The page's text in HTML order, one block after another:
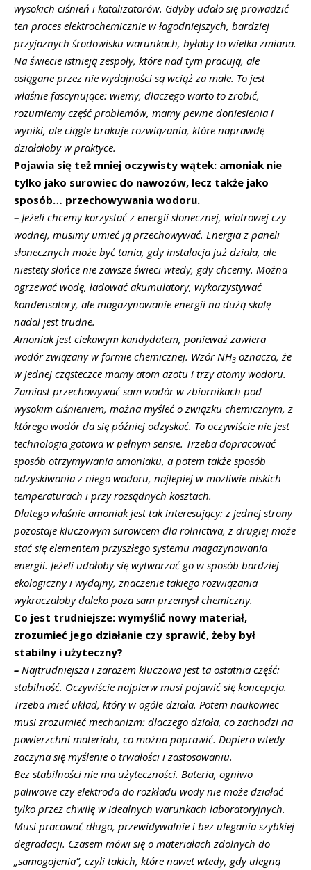
wysokich ciśnień i katalizatorów. Gdyby udało się prowadzić
ten proces elektrochemicznie w łagodniejszych, bardziej
przyjaznych środowisku warunkach, byłaby to wielka zmiana.
Na świecie istnieją zespoły, które nad tym pracują, ale
osiągane przez nie wydajności są wciąż za małe. To jest
właśnie fascynujące: wiemy, dlaczego warto to zrobić,
rozumiemy część problemów, mamy pewne doniesienia i
wyniki, ale ciągle brakuje rozwiązania, które naprawdę
działałoby w praktyce.
Pojawia się też mniej oczywisty wątek: amoniak nie
tylko jako surowiec do nawozów, lecz także jako
sposób… przechowywania wodoru.
– Jeżeli chcemy korzystać z energii słonecznej, wiatrowej czy
wodnej, musimy umieć ją przechowywać. Energia z paneli
słonecznych może być tania, gdy instalacja już działa, ale
niestety słońce nie zawsze świeci wtedy, gdy chcemy. Można
ogrzewać wodę, ładować akumulatory, wykorzystywać
kondensatory, ale magazynowanie energii na dużą skalę
nadal jest trudne.
Amoniak jest ciekawym kandydatem, ponieważ zawiera
wodór związany w formie chemicznej. Wzór NH3 oznacza, że
w jednej cząsteczce mamy atom azotu i trzy atomy wodoru.
Zamiast przechowywać sam wodór w zbiornikach pod
wysokim ciśnieniem, można myśleć o związku chemicznym, z
którego wodór da się później odzyskać. To oczywiście nie jest
technologia gotowa w pełnym sensie. Trzeba dopracować
sposób otrzymywania amoniaku, a potem także sposób
odzyskiwania z niego wodoru, najlepiej w możliwie niskich
temperaturach i przy rozsądnych kosztach.
Dlatego właśnie amoniak jest tak interesujący: z jednej strony
pozostaje kluczowym surowcem dla rolnictwa, z drugiej może
stać się elementem przyszłego systemu magazynowania
energii. Jeżeli udałoby się wytwarzać go w sposób bardziej
ekologiczny i wydajny, znaczenie takiego rozwiązania
wykraczałoby daleko poza sam przemysł chemiczny.
Co jest trudniejsze: wymyślić nowy materiał,
zrozumieć jego działanie czy sprawić, żeby był
stabilny i użyteczny?
– Najtrudniejsza i zarazem kluczowa jest ta ostatnia część:
stabilność. Oczywiście najpierw musi pojawić się koncepcja.
Trzeba mieć układ, który w ogóle działa. Potem naukowiec
musi zrozumieć mechanizm: dlaczego działa, co zachodzi na
powierzchni materiału, co można poprawić. Dopiero wtedy
zaczyna się myślenie o trwałości i zastosowaniu.
Bez stabilności nie ma użyteczności. Bateria, ogniwo
paliwowe czy elektroda do rozkładu wody nie może działać
tylko przez chwilę w idealnych warunkach laboratoryjnych.
Musi pracować długo, przewidywalnie i bez ulegania szybkiej
degradacji. Czasem mówi się o materiałach zdolnych do
„samogojenia”, czyli takich, które nawet wtedy, gdy ulegną